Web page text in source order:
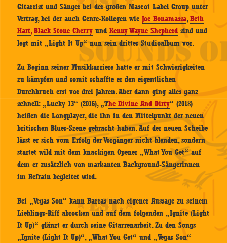
Gitarrist und Sänger bei der großen Mascot Label Group unter
Vertrag, bei der auch Genre-Kollegen wieJoe Bonamassa,Beth
Hart, Black Stone Cherry undKenny Wayne Shepherd sind und
legt mit „Light It Up“ nun sein drittes Studioalbum vor.
Zu Beginn seiner Musikkarriere hatte er mit Schwierigkeiten
zu kämpfen und somit schaffte er den eigentlichen
Durchbruch erst vor drei Jahren. Aber dann ging alles ganz
schnell: „Lucky 13“ (2016), „The Divine And Dirty“ (2018)
heißen die Longplayer, die ihn in den Mittelpunkt der neuen
britischen Blues-Szene gebracht haben. Auf der neuen Scheibe
lässt er sich vom Erfolg der Vorgänger nicht blenden, sondern
startet wild mit dem knackigen Opener „What You Get“ auf
dem er zusätzlich von markanten Background-Sängerinnen
im Refrain begleitet wird.
Bei „Vegas Son“ kann Barras nach eigener Aussage zu seinem
Lieblings-Riff abrocken und auf dem folgenden „Ignite (Light
It Up)“ glänzt er durch seine Gitarrenarbeit. Zu den Songs
„Ignite (Light It Up)“, „What You Get“ und „Vegas Son“